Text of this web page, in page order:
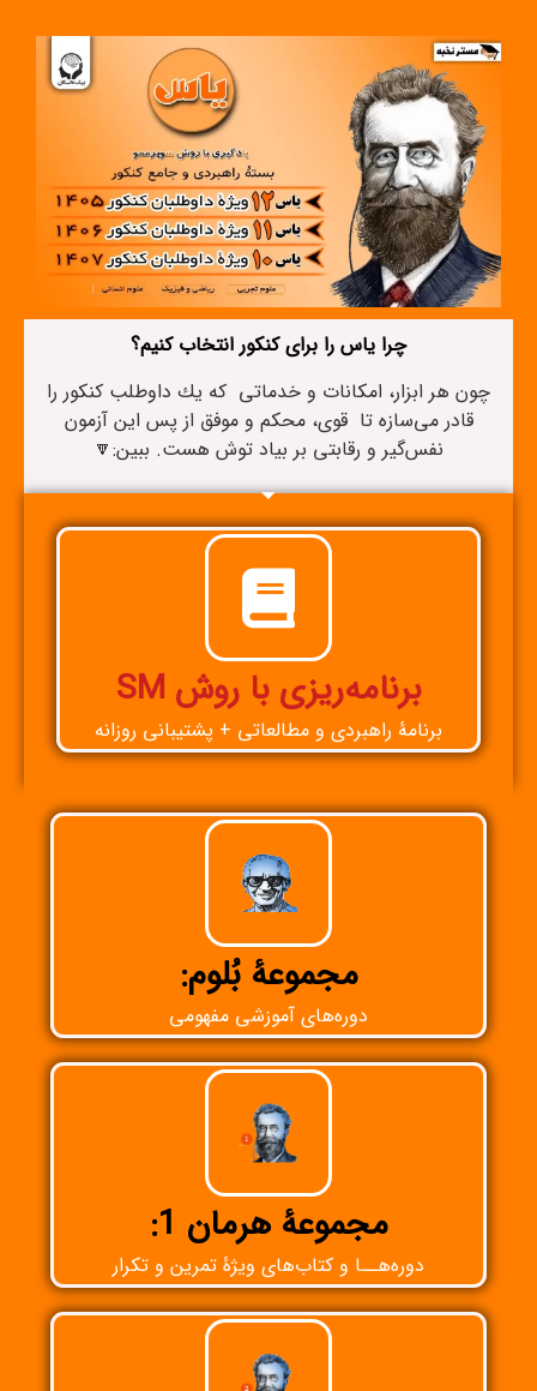
چرا ياس را برای كنكور انتخاب كنيم؟
چون هر ابزار، امكانات و خدماتی كه يك داوطلب كنكور را
قادر می‌سازه تا قوی، محكم و موفق از پس اين آزمون
نفس‌گير و رقابتی بر بياد توش هست. ببين:🔽
برنامه‌ريزی با روش SM
برنامۀ راهبردی و مطالعاتی + پشتيبانی روزانه
مجموعۀ بُلوم:
دوره‌های آموزشی مفهومی
مجموعۀ هرمان 1:
دوره‌هــا و کتاب‌های ويژۀ تمرين و تكرار